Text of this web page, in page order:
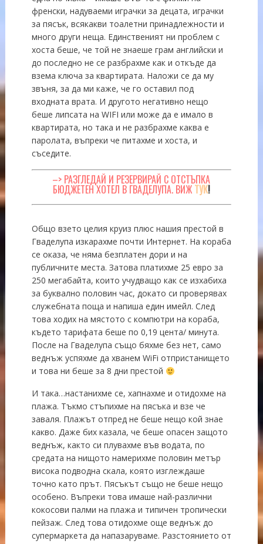
френски, надуваеми играчки за децата, играчки
за пясък, всякакви тоалетни принадлежности и
много други неща. Единственият ни проблем с
хоста беше, че той не знаеше грам английски и
до последно не се разбрахме как и откъде да
взема ключа за квартирата. Наложи се да му
звъня, за да ми каже, че го оставил под
входната врата. И другото негативно нещо
беше липсата на WIFI или може да е имало в
квартирата, но така и не разбрахме каква е
паролата, въпреки че питахме и хоста, и
съседите.
–> РАЗГЛЕДАЙ И РЕЗЕРВИРАЙ С ОТСТЪПКА
БЮДЖЕТЕН ХОТЕЛ В ГВАДЕЛУПА. ВИЖ ТУК!
Общо взето целия круиз плюс нашия престой в
Гваделупа изкарахме почти Интернет. На кораба
се оказа, че няма безплатен дори и на
публичните места. Затова платихме 25 евро за
250 мегабайта, които учудващо как се изхабиха
за буквално половин час, докато си проверявах
служебната поща и напиша един имейл. След
това ходих на мястото с компютри на кораба,
където тарифата беше по 0,19 цента/ минута.
После на Гваделупа също бяхме без нет, само
веднъж успяхме да хванем WiFi отпристанището
и това ни беше за 8 дни престой
И така…настанихме се, хапнахме и отидохме на
плажа. Тъкмо стъпихме на пясъка и взе че
заваля. Плажът отпред не беше нещо кой знае
какво. Даже бих казала, че беше опасен защото
веднъж, както си плувахме във водата, по
средата на нищото намерихме половин метър
висока подводна скала, която изглеждаше
точно като прът. Пясъкът също не беше нещо
особено. Въпреки това имаше най-различни
кокосови палми на плажа и типичен тропически
пейзаж. След това отидохме още веднъж до
супермаркета да напазаруваме. Разстоянието от